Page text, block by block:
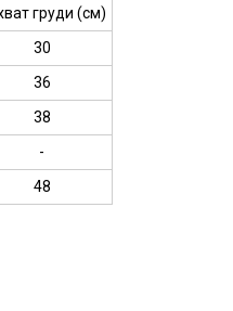
груди (см)
30
36
38
-
48